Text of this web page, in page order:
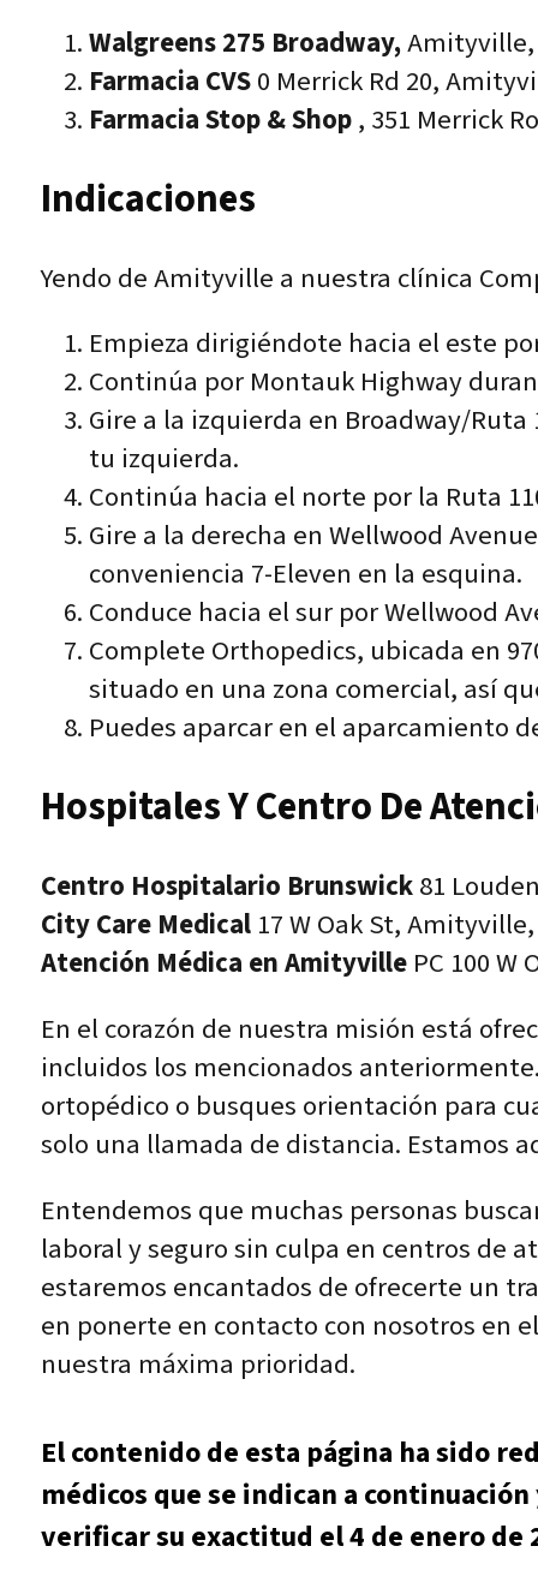
Walgreens 275 Broadway,Amityville,
Farmacia CVS0 Merrick Rd 20,
Farmacia Stop & Shop, 351 Merrick
Indicaciones
Yendo de Amityville a nuestra clínica
Empieza dirigiéndote hacia el este
Continúa por Montauk Highway
Gire a la izquierda en Broadway/
tu izquierda.
Continúa hacia el norte por la Ruta
Gire a la derecha en Wellwood
conveniencia 7-Eleven en la esquina.
Conduce hacia el sur por Wellwood
Complete Orthopedics, ubicada en
situado en una zona comercial, así
Puedes aparcar en el aparcamiento
Hospitales Y Centro De
Centro Hospitalario Brunswick81
City Care Medical17 W Oak St, Amityville,
Atención Médica en AmityvillePC 100 W
En el corazón de nuestra misión está
incluidos los mencionados
ortopédico o busques orientación para
solo una llamada de distancia. Estamos
Entendemos que muchas personas
laboral y seguro sin culpa en centros de
estaremos encantados de ofrecerte un
en ponerte en contacto con nosotros en
nuestra máxima prioridad.
El contenido de esta página ha sido
médicos que se indican a
verificar su exactitud el 4 de enero de